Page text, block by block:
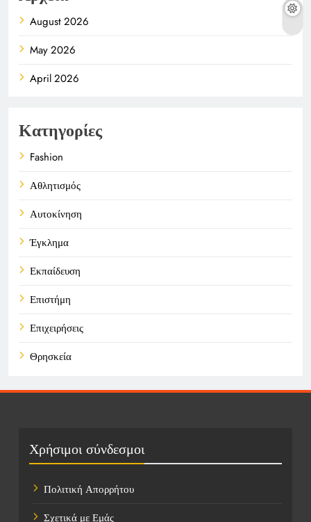
August 2026
May 2026
April 2026
Κατηγορίες
Fashion
Αθλητισμός
Αυτοκίνηση
Έγκλημα
Εκπαίδευση
Επιστήμη
Επιχειρήσεις
Θρησκεία
Πολιτική
Χρήσιμοι σύνδεσμοι
Πολιτική Απορρήτου
Σχετικά με Εμάς